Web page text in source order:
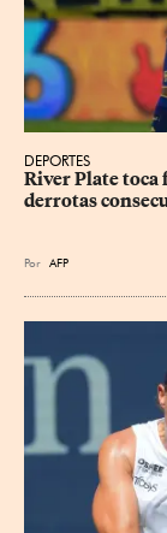
DEPORTES
River Plate toca
derrotas
Por AFP